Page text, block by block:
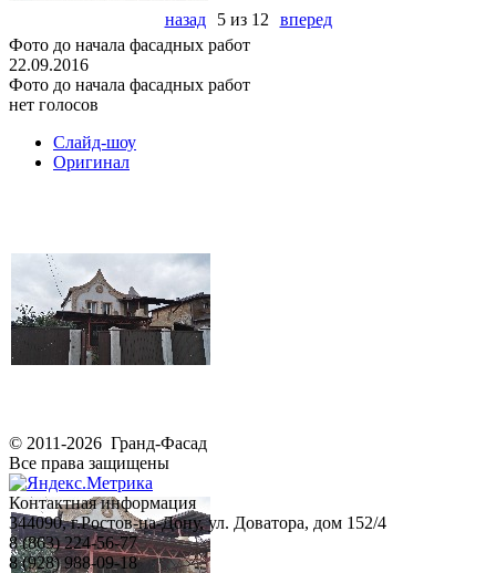
назад 5 из 12
вперед
Фото до начала фасадных работ
22.09.2016
Фото до начала фасадных работ
нет голосов
Слайд-шоу
Оригинал
© 2011-2026 Гранд-Фасад
Все права защищены
Контактная информация
344090, г.Ростов-на-Дону, ул. Доватора, дом 152/4
8 (863) 224-56-77
8 (928) 988-09-18